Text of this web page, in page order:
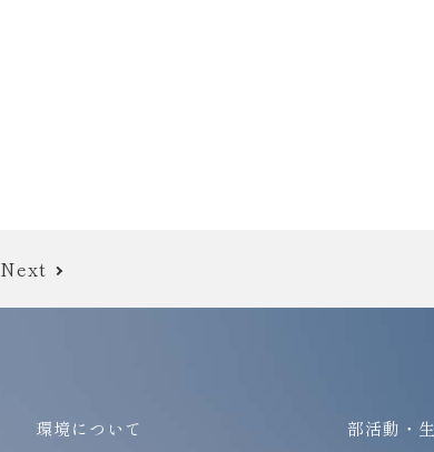
Next
環境について 部活動・